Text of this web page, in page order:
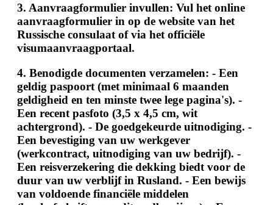
3. Aanvraagformulier invullen: Vul het online
aanvraagformulier in op de website van het
Russische consulaat of via het officiële
visumaanvraagportaal.
4. Benodigde documenten verzamelen: - Een
geldig paspoort (met minimaal 6 maanden
geldigheid en ten minste twee lege pagina's). -
Een recent pasfoto (3,5 x 4,5 cm, wit
achtergrond). - De goedgekeurde uitnodiging. -
Een bevestiging van uw werkgever
(werkcontract, uitnodiging van uw bedrijf). -
Een reisverzekering die dekking biedt voor de
duur van uw verblijf in Rusland. - Een bewijs
van voldoende financiële middelen